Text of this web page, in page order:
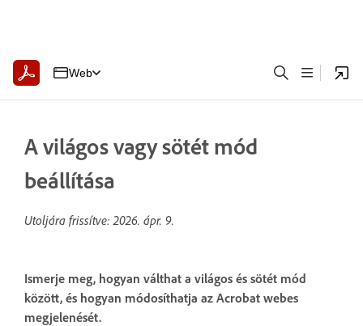
Web
A világos vagy sötét mód
beállítása
Utoljára frissítve:2026. ápr. 9.
Ismerje meg, hogyan válthat a világos és sötét mód
között, és hogyan módosíthatja az Acrobat webes
megjelenését.